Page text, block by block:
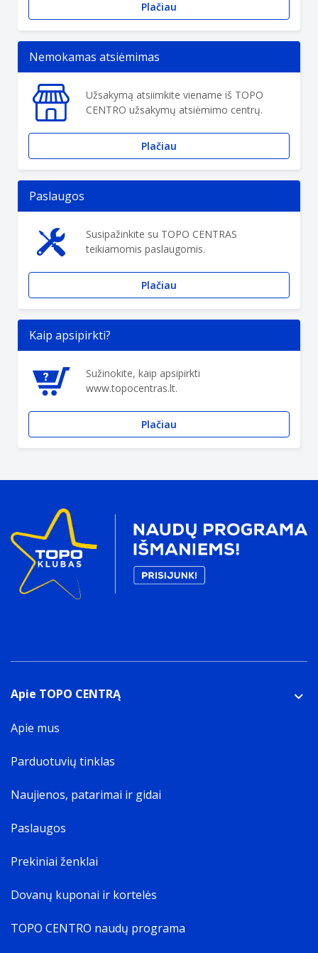
Plačiau
Nemokamas atsiėmimas
Užsakymą atsiimkite viename iš TOPO
CENTRO užsakymų atsiėmimo centrų.
Plačiau
Paslaugos
Susipažinkite su TOPO CENTRAS
teikiamomis paslaugomis.
Plačiau
Kaip apsipirkti?
Sužinokite, kaip apsipirkti
www.topocentras.lt.
Plačiau
Apie TOPO CENTRĄ
Apie mus
Parduotuvių tinklas
Naujienos, patarimai ir gidai
Paslaugos
Prekiniai ženklai
Dovanų kuponai ir kortelės
TOPO CENTRO naudų programa